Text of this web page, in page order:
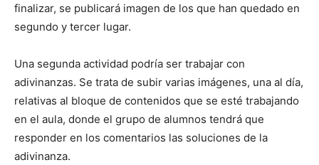
finalizar, se publicará imagen de los que han quedado en
segundo y tercer lugar.
Una segunda actividad podría ser trabajar con
adivinanzas. Se trata de subir varias imágenes, una al día,
relativas al bloque de contenidos que se esté trabajando
en el aula, donde el grupo de alumnos tendrá que
responder en los comentarios las soluciones de la
adivinanza.